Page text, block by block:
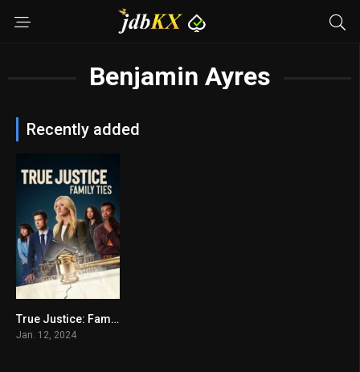
Benjamin Ayres
Recently added
6.5True Justice: Family Ties
Jan. 12, 2024